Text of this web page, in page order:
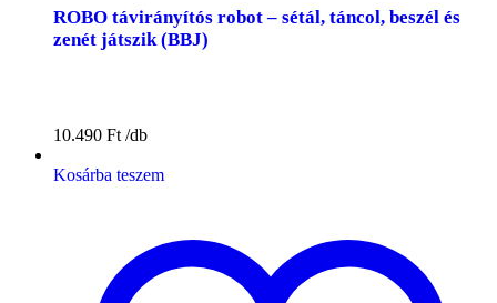
ROBO távirányítós robot – sétál, táncol, beszél és
zenét játszik (BBJ)
10.490 Ft
Kosárba teszem